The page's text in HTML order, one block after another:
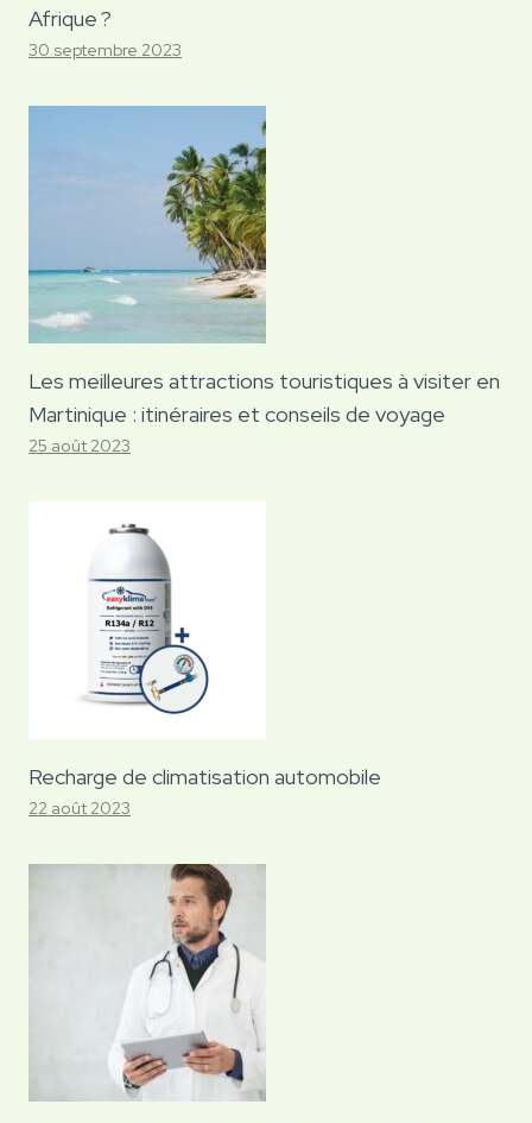
Afrique ?
30 septembre 2023
Les meilleures attractions touristiques à visiter en
Martinique : itinéraires et conseils de voyage
25 août 2023
Recharge de climatisation automobile
22 août 2023